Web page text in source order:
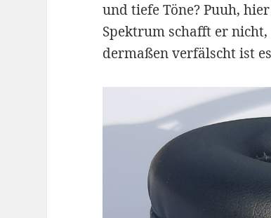
und tiefe Töne? Puuh,
Spektrum schafft er
dermaßen verfälscht ist